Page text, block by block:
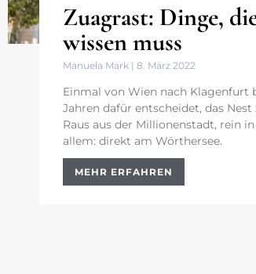
Zuagrast: Dinge,
wissen muss
Manuela Mark 8. März 2022
Einmal von Wien nach Klagenfurt
Jahren dafür entscheidet, das
Raus aus der Millionenstadt, rein
allem: direkt am Wörthersee.
MEHR ERFAHREN